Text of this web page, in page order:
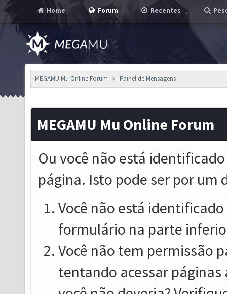
Home Forum Recentes
MEGAMU Mu Online Forum Painel de Mensagens
MEGAMU Mu Online Forum
Ou você não está
página. Isto pode ser por um
Você não está
formulário na parte
Você não tem permissão
tentando acessar